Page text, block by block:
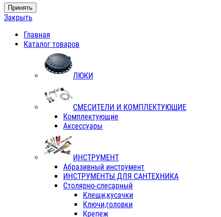
Принять
Закрыть
Главная
Каталог товаров
ЛЮКИ
СМЕСИТЕЛИ И КОМПЛЕКТУЮЩИЕ
Комплектующие
Аксессуары
ИНСТРУМЕНТ
Абразивный инструмент
ИНСТРУМЕНТЫ ДЛЯ САНТЕХНИКА
Столярно-слесарный
Клещи,кусачки
Ключи,головки
Крепеж